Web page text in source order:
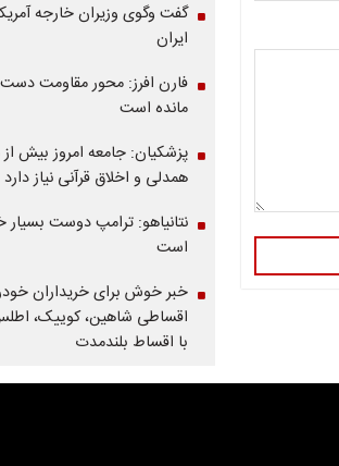
گفت وگوی وزیران خارجه
ایران
فارن افرز: محور مقاومت
مانده است
پزشکیان: جامعه امروز بیش
همدلی و اخلاق قرآنی نیاز دارد
نتانیاهو: ترامپ دوست بسیار
است
خبر خوش برای خریداران
اقساطی شاهین، کوییک،
با اقساط بلندمدت